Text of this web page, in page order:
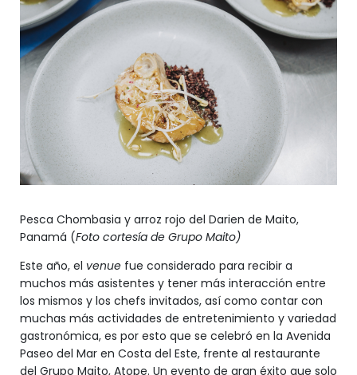
Pesca Chombasia y arroz rojo del Darien de Maito,
Panamá (Foto cortesía de Grupo Maito)
Este año, el venue fue considerado para recibir a
muchos más asistentes y tener más interacción entre
los mismos y los chefs invitados, así como contar con
muchas más actividades de entretenimiento y variedad
gastronómica, es por esto que se celebró en la Avenida
Paseo del Mar en Costa del Este, frente al restaurante
del Grupo Maito, Atope. Un evento de gran éxito que solo